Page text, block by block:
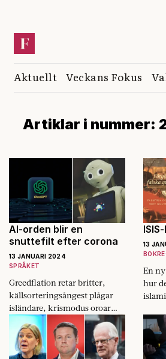
Aktuellt Veckans Fokus
Artiklar i nummer:
AI-orden blir en
snuttefilt efter corona
13 JANUARI 2024
SPRÅKET
Greedflation retar britter,
källsorteringsångest plågar
isländare, krismodus oroar
tyskarna – 2023 blev de beska
nyordens år.
13
En
hur